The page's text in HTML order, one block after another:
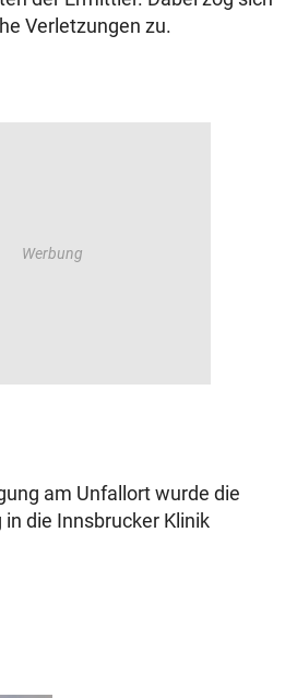
Verletzungen zu.
am Unfallort wurde die
die Innsbrucker Klinik